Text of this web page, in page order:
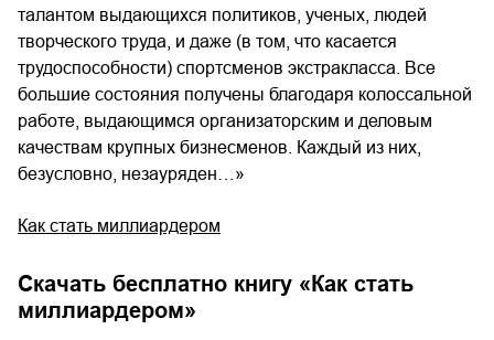
талантом выдающихся политиков, ученых, людей
творческого труда, и даже (в том, что касается
трудоспособности) спортсменов экстракласса. Все
большие состояния получены благодаря колоссальной
работе, выдающимся организаторским и деловым
качествам крупных бизнесменов. Каждый из них,
безусловно, незауряден…»
Как стать миллиардером
Скачать бесплатно книгу « Как стать
миллиардером»